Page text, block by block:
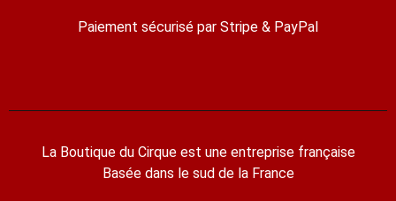
Paiement sécurisé par Stripe & PayPal
La Boutique du Cirque est une entreprise française
Basée dans le sud de la France